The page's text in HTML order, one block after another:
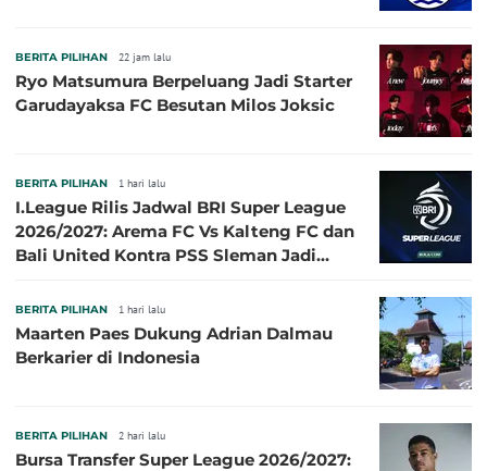
BERITA PILIHAN 22 jam lalu
Ryo Matsumura Berpeluang Jadi Starter
Garudayaksa FC Besutan Milos Joksic
BERITA PILIHAN 1 hari lalu
I.League Rilis Jadwal BRI Super League
2026/2027: Arema FC Vs Kalteng FC dan
Bali United Kontra PSS Sleman Jadi
BERITA PILIHAN 1 hari lalu
Maarten Paes Dukung Adrian Dalmau
Berkarier di Indonesia
BERITA PILIHAN 2 hari lalu
Bursa Transfer Super League 2026/2027: